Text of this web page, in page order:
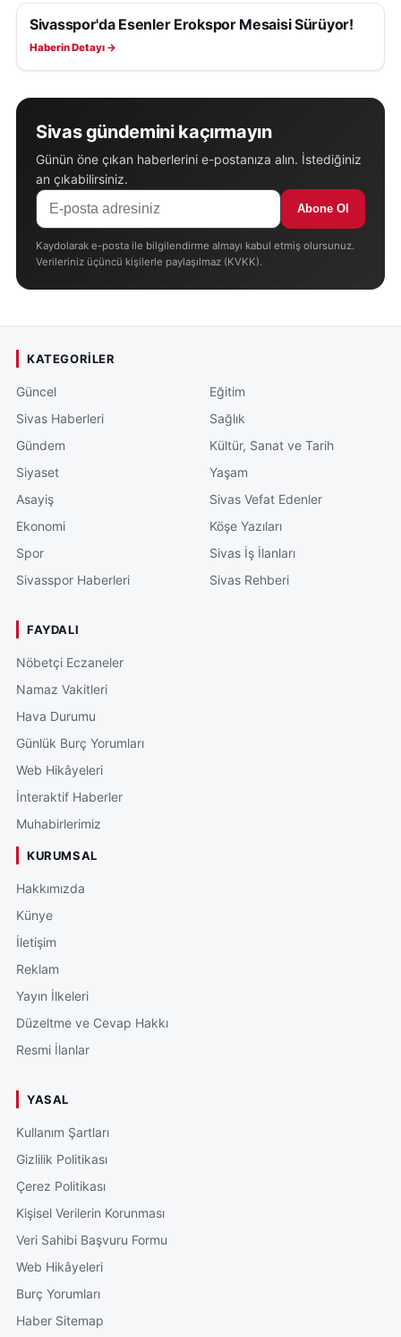
SIVASSPOR HABERLERI
Sivasspor'da Esenler Erokspor Mesaisi Sürüyor!
Haberin Detayı →
Sivas gündemini kaçırmayın
Günün öne çıkan haberlerini e-postanıza alın. İstediğiniz
an çıkabilirsiniz.
Abone Ol
Kaydolarak e-posta ile bilgilendirme almayı kabul etmiş olursunuz.
Verileriniz üçüncü kişilerle paylaşılmaz (KVKK).
KATEGORILER
Güncel
Sivas Haberleri
Gündem
Siyaset
Asayiş
Ekonomi
Spor
Sivasspor Haberleri
Eğitim
Sağlık
Kültür, Sanat ve Tarih
Yaşam
Sivas Vefat Edenler
Köşe Yazıları
Sivas İş İlanları
Sivas Rehberi
FAYDALI
Nöbetçi Eczaneler
Namaz Vakitleri
Hava Durumu
Günlük Burç Yorumları
Web Hikâyeleri
İnteraktif Haberler
Muhabirlerimiz
KURUMSAL
Hakkımızda
Künye
İletişim
Reklam
Yayın İlkeleri
Düzeltme ve Cevap Hakkı
Resmi İlanlar
YASAL
Kullanım Şartları
Gizlilik Politikası
Çerez Politikası
Kişisel Verilerin Korunması
Veri Sahibi Başvuru Formu
Web Hikâyeleri
Burç Yorumları
Haber Sitemap